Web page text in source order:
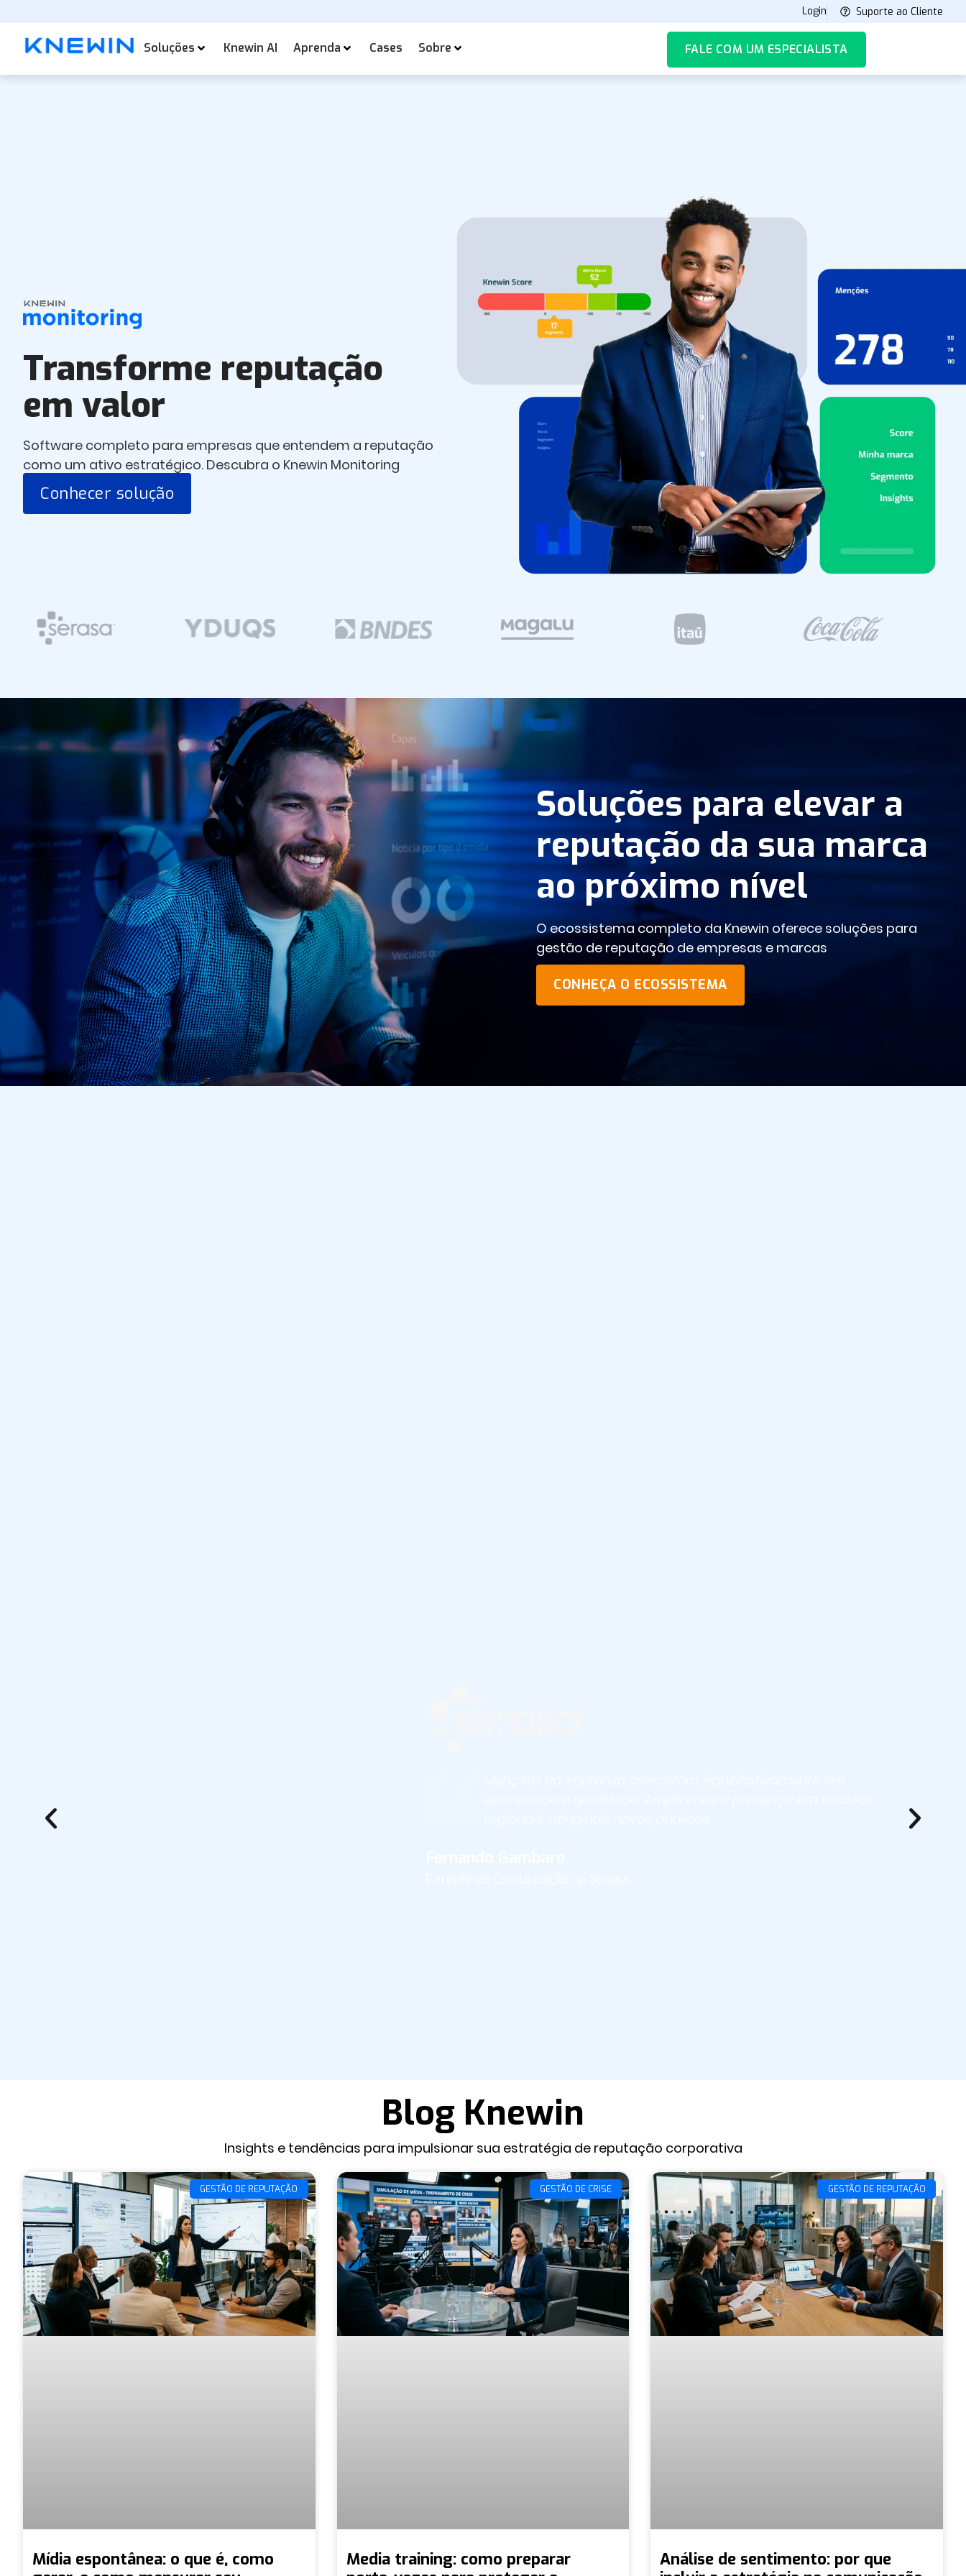
Login Suporte ao Cliente
Soluções Knewin AI Aprenda Cases Sobre FALE COM UM ESPECIALISTA
Transforme reputação
em valor
Software completo para empresas que entendem a reputação
como um ativo estratégico. Descubra o Knewin Monitoring
Conhecer solução
Soluções para elevar a
reputação da sua marca
ao próximo nível
O ecossistema completo da Knewin oferece soluções para
gestão de reputação de empresas e marcas
CONHEÇA O ECOSSISTEMA
Blog Knewin
Insights e tendências para impulsionar sua estratégia de reputação corporativa
GESTÃO DE REPUTAÇÃO
Mídia espontânea: o que é, como
GESTÃO DE CRISE
Media training: como preparar
GESTÃO DE REPUTAÇÃO
Análise de sentimento: por que